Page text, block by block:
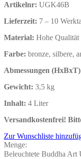
Artikelnr: UGK46B
Lieferzeit: 7 – 10
Material: Hohe
Farbe: bronze, silbere,
Abmessungen
Gewicht: 3,5 kg
Inhalt: 4 Liter
Versandkostenfrei!
Zur Wunschliste
Menge:
Beleuchtete Buddha Art